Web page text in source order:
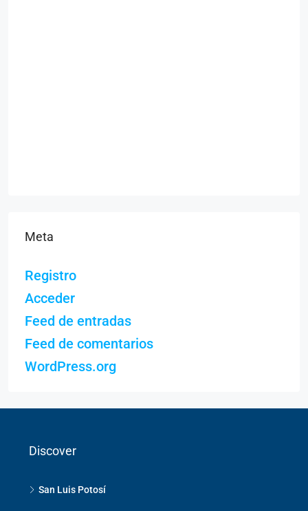
Meta
Registro
Acceder
Feed de entradas
Feed de comentarios
WordPress.org
Discover
San Luis Potosí